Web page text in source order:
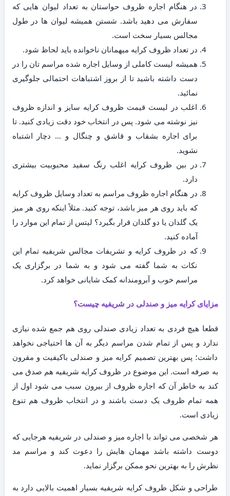
در هنگام اجاره ظروف حواستان به تعداد لیوان هایی که
سفارش می دهید باشد. شستن همیشه لیوان ها در طول
مجالس بسیار سخت است.
در تعداد ظروف کرایه میهمانان ناخوانده باید لحاظ شود.
همیشه لیست کاملی از وسایل اجاره شده مراسم تان را در
دست داشته باشید تا از بروز اشتباهات احتمالی جلوگیری
نمائید.
اغلب در لیست قیمت ظروف کرایه سایز و اندازه ظروف
نیز نوشته می شود. پس در انتخاب خود دقت زیادی کنید. تا
برای اجاره بشقاب و قاشق و چنگال و … دچار اشتباه
نشوید.
در بین ظروف کرایه اغلب رنگ سفید محبوبیت بیشتری
دارد.
در هنگام اجاره ظروف مراسم به تعداد وسایل ظروف کرایه
که باید روی هر میز باشد، توجه کنید. مثلاً اینکه روی هر میز
یک گلدان یا دو گلدان قرار بگیرد؟ لیتس از تمام این موارد را
آماده کنید.
که در ظروف کرایه و تشریفات مجالس شریفیه تمام این
نکات به شما گفته می شود و به شما در برگزاری یک
مراسم خوب و آبرومندانه کمک شایانی خواهد کرد.
مزایای کرایه میز و صندلی در شریفیه چیست؟
قطعا هیچ فردی به تعداد زیادی صندلی روی هم جمع شده نیازی
ندارد و پس از تمام شدن مراسم دیگر به آن ها احتیاجی نخواهد
داشت؛ پس بهترین تصمیم کرایه میز و صندلی باکیفیت و مقرون
به صرفه است. این موضوع در ظروف کرایه شریفیه هم صدق می
کند به خاطر آن که اجاره ظروف از بیرون سبب می شود اول از
همه تمام ظروف یک دست باشند و در انتخاب ظروف هم تنوع
زیادی است.
هر شخصی می تواند با اجاره میز و صندلی در شریفیه هرجایی که
دوست داشته باشد مهمان هایش را دعوت کند و مراسم مد
نظرش را به بهترین نحو ممکن برگزار نماید.
طراحی و شکل ظروف کرایه شریفیه بسیار اهمیت بالایی دارد به